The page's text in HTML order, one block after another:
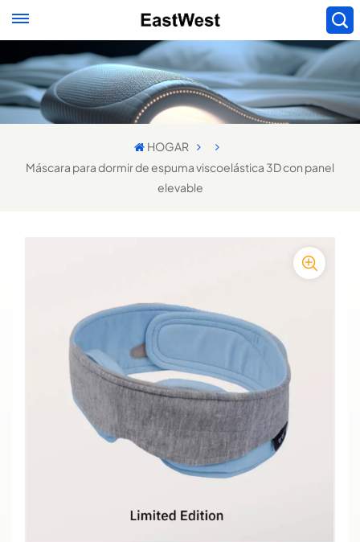
HOGAR
Máscara para dormir de espuma viscoelástica 3D con panel
elevable